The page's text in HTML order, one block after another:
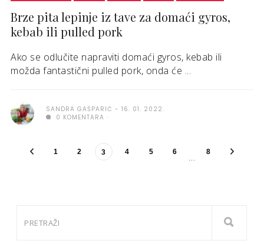
Brze pita lepinje iz tave za domaći gyros,
kebab ili pulled pork
Ako se odlučite napraviti domaći gyros, kebab ili
možda fantastični pulled pork, onda će ...
SANDRA GAŠPARIĆ
16. 01. 2022.
0 KOMENTARA
1 2 3 4 5 6 … 8